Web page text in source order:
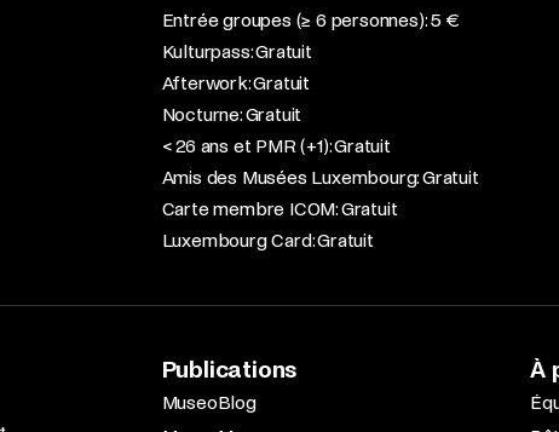
Entrée groupes (≥ 6 personnes): 5 €
Kulturpass: Gratuit
Afterwork: Gratuit
Nocturne: Gratuit
< 26 ans et PMR (+1): Gratuit
Amis des Musées Luxembourg: Gratuit
Carte membre ICOM: Gratuit
Luxembourg Card: Gratuit
Publications
MuseoBlog
À